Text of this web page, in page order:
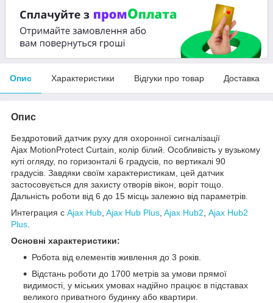
Опис Характеристики Відгуки про товар Доставка
Опис
Бездротовий датчик руху для охоронної сигналізації
Ajax MotionProtect Curtain, колір білий. Особливість у вузькому
куті огляду, по горизонталі 6 градусів, по вертикалі 90
градусів. Завдяки своїм характеристикам, цей датчик
застосовується для захисту отворів вікон, воріт тощо.
Дальність роботи від 6 до 15 місць залежно від параметрів.
Интеграция с Ajax Hub, Ajax Hub Plus, Ajax Hub2, Ajax Hub2
Plus.
Основні характеристики:
Робота від елементів живлення до 3 років.
Відстань роботи до 1700 метрів за умови прямої
видимості, у міських умовах надійно працює в підставах
великого приватного будинку або квартири.